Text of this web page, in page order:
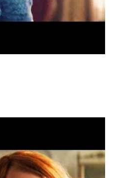
Молодые люди решают
в доме обитают